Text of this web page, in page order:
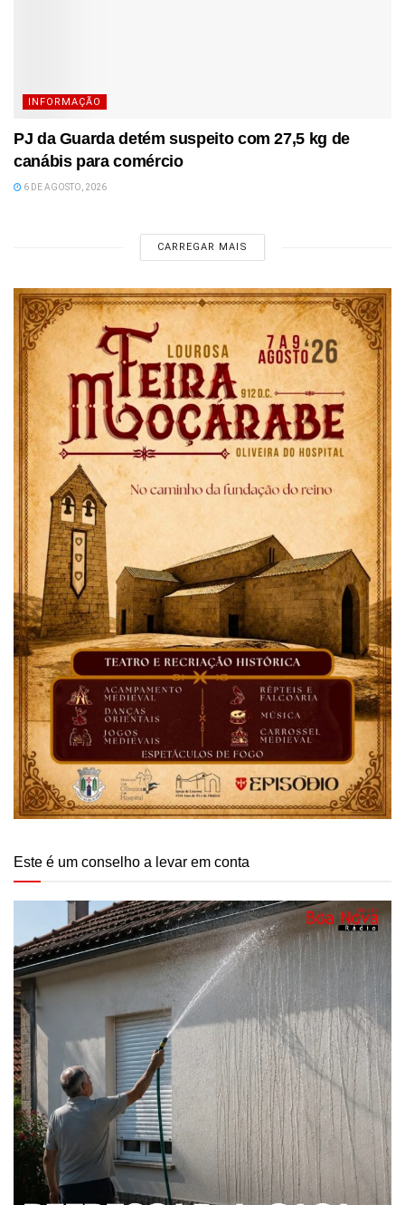
INFORMAÇÃO
PJ da Guarda detém suspeito com 27,5 kg de
canábis para comércio
6 DE AGOSTO, 2026
CARREGAR MAIS
Este é um conselho a levar em conta